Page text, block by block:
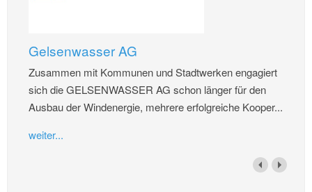
Gelsenwasser AG
Zusammen mit Kommunen und Stadtwerken engagiert
sich die GELSENWASSER AG schon länger für den
Ausbau der Windenergie, mehrere erfolgreiche Kooper...
weiter...